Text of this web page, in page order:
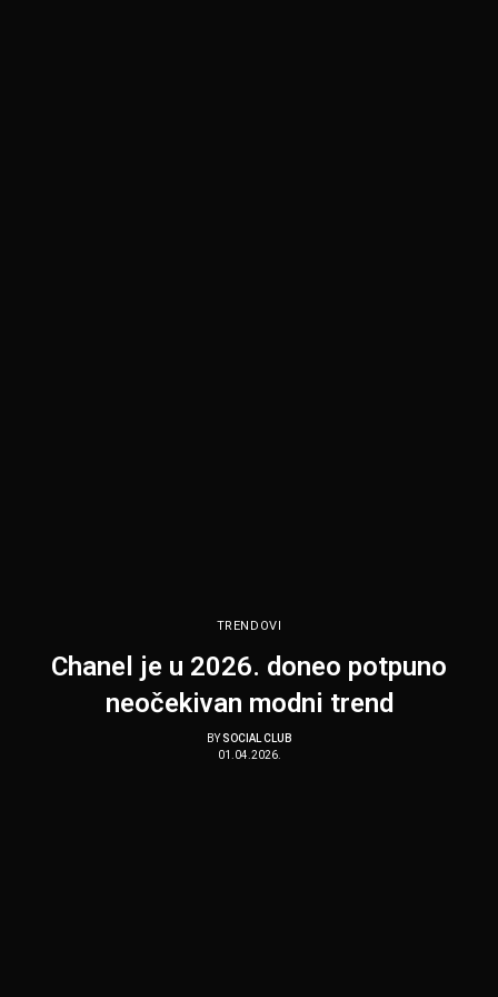
TRENDOVI
Chanel je u 2026. doneo potpuno
neočekivan modni trend
BY SOCIAL CLUB
01.04.2026.